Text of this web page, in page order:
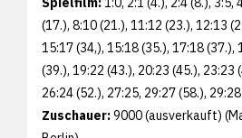
(17.), 8:10 (21.), 11:12 (23.), 12:13
15:17 (34,), 15:18 (35.), 17:18 (37.),
(39.), 19:22 (43.), 20:23 (45.), 23:23
26:24 (52.), 27:25, 29:27 (58.),
Zuschauer:9000 (ausverkauft)